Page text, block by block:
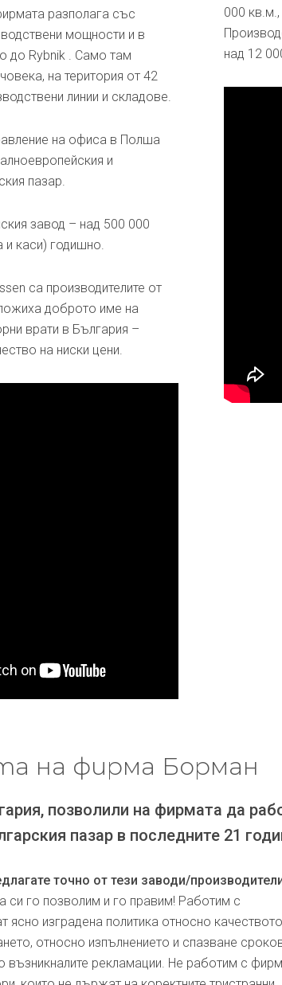
разполага със
мощности и в
до Rybnik . Само там
на територия от 42
линии и складове.
на офиса в Полша
и
пазар.
завод – над 500 000
и каси) годишно.
са производителите от
доброто име на
врати в България –
на ниски цени.
000
над 12
на фирма Борман
позволили на фирмата да
пазар в последните 21
точно от тези заводи/
го позволим и го правим! Работим с
ясно изградена политика относно
относно изпълнението и спазване
възникналите рекламации. Не работим с